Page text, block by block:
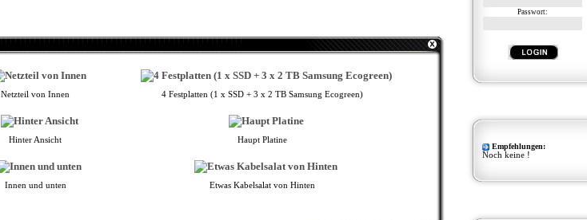
Netzteil von Innen 4 Festplatten (1 x SSD + 3 x 2 TB Samsung Ecogreen)
Hinter Ansicht Haupt Platine
Innen und unten Etwas Kabelsalat von Hinten
Passwort:
Empfehlungen:
Noch keine !